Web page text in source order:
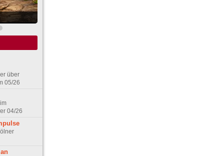
über
05/26
04/26